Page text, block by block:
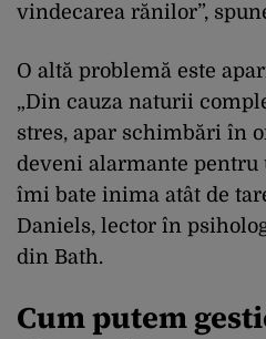
vindecarea rănilor”,
O altă problemă este
„Din cauza naturii
stres, apar schimbări în
deveni alarmante pentru
îmi bate inima atât de
Daniels, lector în
din Bath.
Cum putem